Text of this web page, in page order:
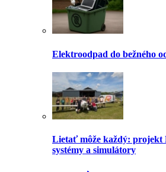
Elektroodpad do bežného
Lietať môže každý:
systémy a simulátory